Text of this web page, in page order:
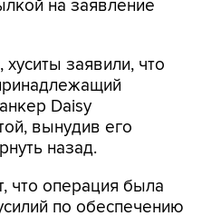
заявили, что
Daisy
вынудив его
назад.
что операция была
Аравии.